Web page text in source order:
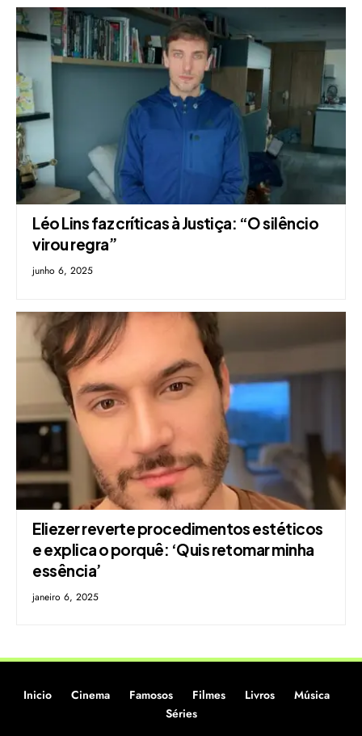
Léo Lins faz críticas à Justiça: “O silêncio
virou regra”
junho 6, 2025
Eliezer reverte procedimentos estéticos
e explica o porquê: ‘Quis retomar minha
essência’
janeiro 6, 2025
Inicio Cinema Famosos Filmes Livros
Música
Séries